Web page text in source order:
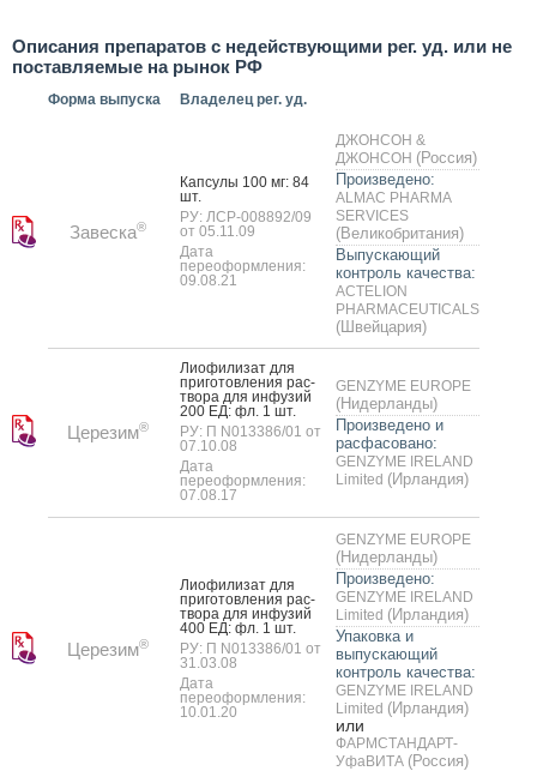
Описания препаратов с недействующими рег. уд. или не
поставляемые на рынок РФ
Форма выпуска Владелец рег. уд.
Завеска®
Кап­су­лы 100 мг: 84
шт.
РУ: ЛСР-008892/09
от 05.11.09
Дата
переоформления:
09.08.21
ДЖОНСОН &
ДЖОНСОН (Россия)
Произведено:
ALMAC PHARMA
SERVICES
(Великобритания)
Выпускающий
контроль качества:
ACTELION
PHARMACEUTICALS
(Швейцария)
Церезим®
Ли­офи­лизат для
при­готов­ле­ния рас­
тво­ра для ин­фу­зий
200 ЕД: фл. 1 шт.
РУ: П N013386/01 от
07.10.08
Дата
переоформления:
07.08.17
GENZYME EUROPE
(Нидерланды)
Произведено и
расфасовано:
GENZYME IRELAND
Limited (Ирландия)
Церезим®
Ли­офи­лизат для
при­готов­ле­ния рас­
тво­ра для ин­фу­зий
400 ЕД: фл. 1 шт.
РУ: П N013386/01 от
31.03.08
Дата
переоформления:
10.01.20
GENZYME EUROPE
(Нидерланды)
Произведено:
GENZYME IRELAND
Limited (Ирландия)
Упаковка и
выпускающий
контроль качества:
GENZYME IRELAND
Limited (Ирландия)
или
ФАРМСТАНДАРТ-
УфаВИТА (Россия)